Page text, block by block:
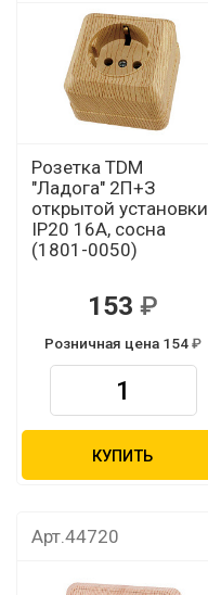
Розетка TDM
"Ладога" 2П+З
открытой установки
IP20 16А, сосна
(1801-0050)
153
Розничная цена 154
КУПИТЬ
Арт.44720